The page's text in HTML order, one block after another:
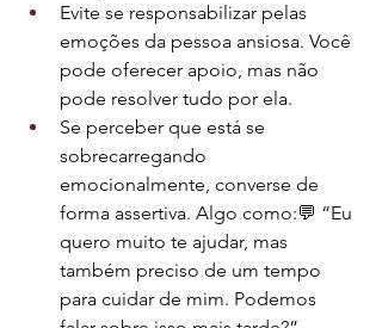
Evite se responsabilizar pelas
emoções da pessoa ansiosa. Você
pode oferecer apoio, mas não
pode resolver tudo por ela.
Se perceber que está se
sobrecarregando
emocionalmente, converse de
forma assertiva. Algo como:💬 “Eu
quero muito te ajudar, mas
também preciso de um tempo
para cuidar de mim. Podemos